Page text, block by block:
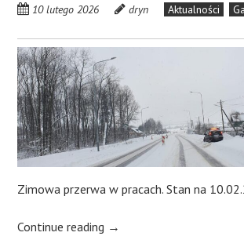
10 lutego 2026 dryn Aktualności
Zimowa przerwa w pracach. Stan na
Continue reading →